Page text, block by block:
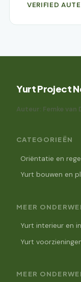
VERIFIED
Yurt Project
Auteur: Femke van
CATEGORIEËN
Oriëntatie en
Yurt bouwen en
MEER
Yurt interieur en
Yurt
MEER